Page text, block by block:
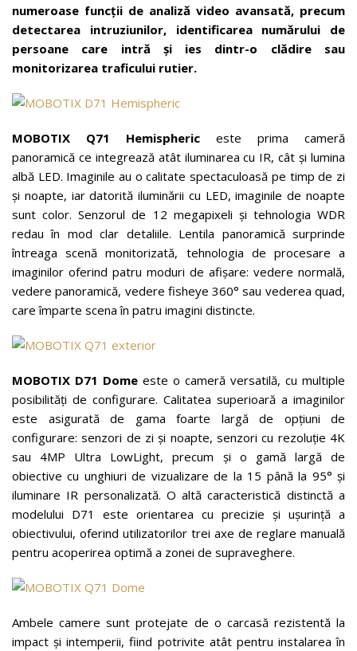
numeroase funcții de analiză video avansată, precum
detectarea intruziunilor, identificarea numărului de
persoane care intră și ies dintr-o clădire sau
monitorizarea traficului rutier.
MOBOTIX Q71 Hemispheric este prima cameră
panoramică ce integrează atât iluminarea cu IR, cât și lumina
albă LED. Imaginile au o calitate spectaculoasă pe timp de zi
și noapte, iar datorită iluminării cu LED, imaginile de noapte
sunt color. Senzorul de 12 megapixeli și tehnologia WDR
redau în mod clar detaliile. Lentila panoramică surprinde
întreaga scenă monitorizată, tehnologia de procesare a
imaginilor oferind patru moduri de afișare: vedere normală,
vedere panoramică, vedere fisheye 360° sau vederea quad,
care împarte scena în patru imagini distincte.
MOBOTIX D71 Dome este o cameră versatilă, cu multiple
posibilități de configurare. Calitatea superioară a imaginilor
este asigurată de gama foarte largă de opțiuni de
configurare: senzori de zi și noapte, senzori cu rezoluție 4K
sau 4MP Ultra LowLight, precum și o gamă largă de
obiective cu unghiuri de vizualizare de la 15 până la 95° și
iluminare IR personalizată. O altă caracteristică distinctă a
modelului D71 este orientarea cu precizie și ușurință a
obiectivului, oferind utilizatorilor trei axe de reglare manuală
pentru acoperirea optimă a zonei de supraveghere.
Ambele camere sunt protejate de o carcasă rezistentă la
impact și intemperii, fiind potrivite atât pentru instalarea în